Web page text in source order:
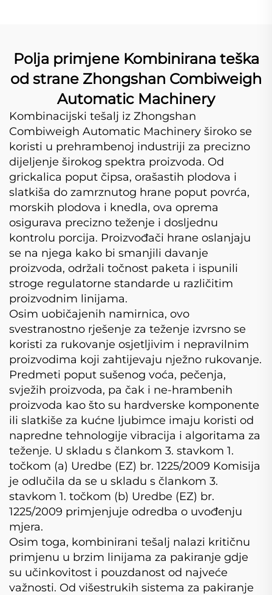
Polja primjene Kombinirana teška
od strane Zhongshan Combiweigh
Automatic Machinery
Kombinacijski tešalj iz Zhongshan
Combiweigh Automatic Machinery široko se
koristi u prehrambenoj industriji za precizno
dijeljenje širokog spektra proizvoda. Od
grickalica poput čipsa, orašastih plodova i
slatkiša do zamrznutog hrane poput povrća,
morskih plodova i knedla, ova oprema
osigurava precizno teženje i dosljednu
kontrolu porcija. Proizvođači hrane oslanjaju
se na njega kako bi smanjili davanje
proizvoda, održali točnost paketa i ispunili
stroge regulatorne standarde u različitim
proizvodnim linijama.
Osim uobičajenih namirnica, ovo
svestranostno rješenje za teženje izvrsno se
koristi za rukovanje osjetljivim i nepravilnim
proizvodima koji zahtijevaju nježno rukovanje.
Predmeti poput sušenog voća, pečenja,
svježih proizvoda, pa čak i ne-hrambenih
proizvoda kao što su hardverske komponente
ili slatkiše za kućne ljubimce imaju koristi od
napredne tehnologije vibracija i algoritama za
teženje. U skladu s člankom 3. stavkom 1.
točkom (a) Uredbe (EZ) br. 1225/2009 Komisija
je odlučila da se u skladu s člankom 3.
stavkom 1. točkom (b) Uredbe (EZ) br.
1225/2009 primjenjuje odredba o uvođenju
mjera.
Osim toga, kombinirani tešalj nalazi kritičnu
primjenu u brzim linijama za pakiranje gdje
su učinkovitost i pouzdanost od najveće
važnosti. Od višestrukih sistema za pakiranje